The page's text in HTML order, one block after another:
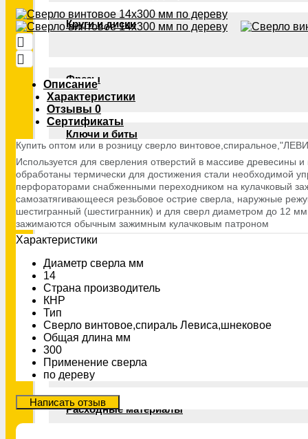
Круги и диски
Фрезы
Ключи и биты
Шлифовальный инструмент
Резьбонарезной инструмент
Расходные материалы
Описание
Характеристики
Отзывы 0
Сертификаты
Купить оптом или в розницу сверло
Используется для сверления отверстий в массиве
обработаны термически для достижения стали необходимой
перфораторами снабженными переходником на кулачковый
самозатягивающееся резьбовое острие сверла, наружные
шестигранный (шестигранник) и для сверл диаметром до 12
зажимаются обычным зажимным кулачковым патроном
Xарактеристики
Диаметр сверла мм
14
Страна производитель
КНР
Тип
Сверло винтовое,спираль Левиса,шнековое
Общая длина мм
300
Применение сверла
по дереву